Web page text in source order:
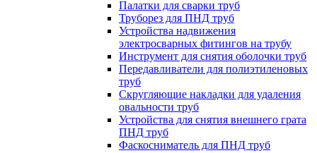
Палатки для сварки труб
Труборез для ПНД труб
Устройства надвижения
электросварных фитингов на трубу
Инструмент для снятия оболочки труб
Передавливатели для полиэтиленовых
труб
Скругляющие накладки для удаления
овальности труб
Устройства для снятия внешнего грата
ПНД труб
Фаскосниматель для ПНД труб